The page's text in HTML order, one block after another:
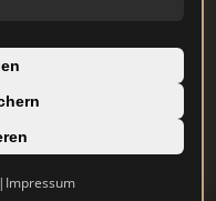
Impressum
832